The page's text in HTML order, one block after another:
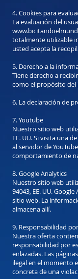
4. Cookies para
La evaluación del
totalmente utilizable
usted acepta la
5. Derecho a la
Tiene derecho a
como el propósito del
6. La declaración de
7. Youtube
Nuestro sitio web
EE. UU. Si visita una
al servidor de
comportamiento de
8. Google Analytics
Nuestro sitio web
94043, EE. UU.
sitio web. La
almacena allí.
9. Responsabilidad
Nuestra oferta
responsabilidad por
enlazadas. Las
ilegal en el momento
concreta de una